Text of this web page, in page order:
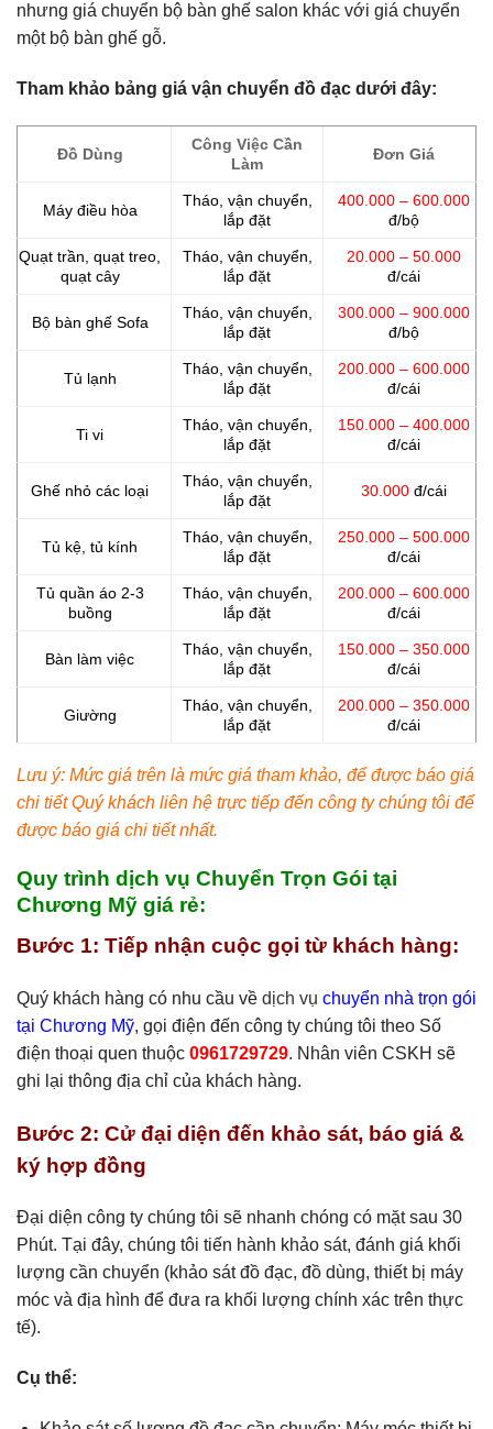
nhưng giá chuyển bộ bàn ghế salon khác với giá chuyển
một bộ bàn ghế gỗ.
Tham khảo bảng giá vận chuyển đồ đạc dưới đây:
Đồ Dùng
Công Việc Cần
Làm
Đơn Giá
Máy điều hòa
Tháo, vận chuyển,
lắp đặt
400.000 – 600.000
đ/bộ
Quạt trần, quạt treo,
quạt cây
Tháo, vận chuyển,
lắp đặt
20.000 – 50.000
đ/cái
Bộ bàn ghế Sofa
Tháo, vận chuyển,
lắp đặt
300.000 – 900.000
đ/bộ
Tủ lạnh
Tháo, vận chuyển,
lắp đặt
200.000 – 600.000
đ/cái
Ti vi
Tháo, vận chuyển,
lắp đặt
150.000 – 400.000
đ/cái
Ghế nhỏ các loại
Tháo, vận chuyển,
lắp đặt
30.000 đ/cái
Tủ kệ, tủ kính
Tháo, vận chuyển,
lắp đặt
250.000 – 500.000
đ/cái
Tủ quần áo 2-3
buồng
Tháo, vận chuyển,
lắp đặt
200.000 – 600.000
đ/cái
Bàn làm việc
Tháo, vận chuyển,
lắp đặt
150.000 – 350.000
đ/cái
Giường
Tháo, vận chuyển,
lắp đặt
200.000 – 350.000
đ/cái
Lưu ý: Mức giá trên là mức giá tham khảo, để được báo giá
chi tiết Quý khách liên hệ trực tiếp đến công ty chúng tôi để
được báo giá chi tiết nhất.
Quy trình dịch vụ Chuyển Trọn Gói tại
Chương Mỹ giá rẻ:
Bước 1: Tiếp nhận cuộc gọi từ khách hàng:
Quý khách hàng có nhu cầu về dịch vụ chuyển nhà trọn gói
tại Chương Mỹ, gọi điện đến công ty chúng tôi theo Số
điện thoại quen thuộc 0961729729. Nhân viên CSKH sẽ
ghi lại thông địa chỉ của khách hàng.
Bước 2: Cử đại diện đến khảo sát, báo giá &
ký hợp đồng
Đại diện công ty chúng tôi sẽ nhanh chóng có mặt sau 30
Phút. Tại đây, chúng tôi tiến hành khảo sát, đánh giá khối
lượng cần chuyển (khảo sát đồ đạc, đồ dùng, thiết bị máy
móc và địa hình để đưa ra khối lượng chính xác trên thực
tế).
Cụ thể: